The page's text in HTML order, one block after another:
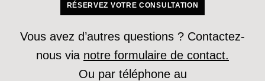
RÉSERVEZ VOTRE CONSULTATION
Vous avez d’autres questions ? Contactez-
nous via notre formulaire de contact.
Ou par téléphone au